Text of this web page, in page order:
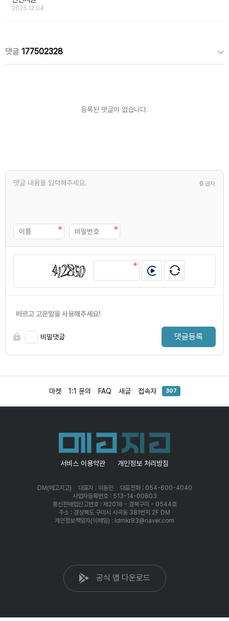
2025.12.04
댓글 177502328
등록된 댓글이 없습니다.
0 글자
바르고 고운말을 사용해주세요!
비밀댓글 댓글등록
마켓 1:1 문의 FAQ 새글 접속자 307
서비스 이용약관 개인정보 처리방침
DM(메고지고) 대표자 : 이동민
대표전화 : 054-600-4040
사업자등록번호 : 513-14-00803
통신판매업신고번호 : 제2018 - 경북구미 - 0544호
주소 : 경상북도 구미시 사곡동 381번지 2F DM
개인정보책임자(이메일) : ldmkr83@naver.com
공식 앱 다운로드